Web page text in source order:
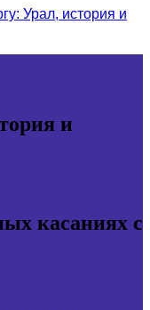
Урал, история и
и
касаниях с